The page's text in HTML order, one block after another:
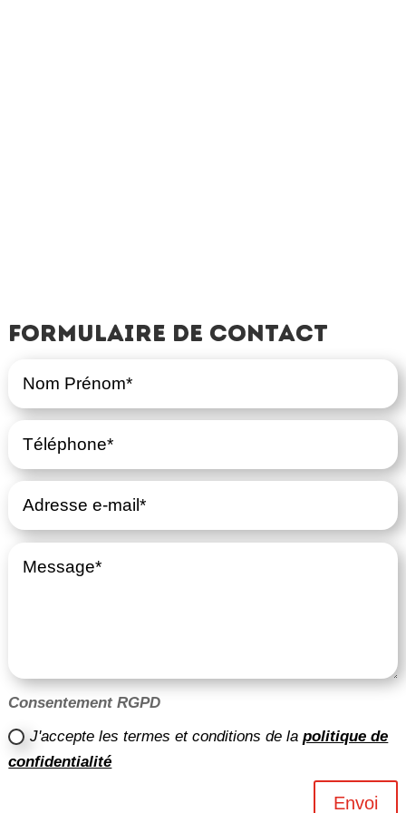
Formulaire de contact
Consentement RGPD
J'accepte les termes et conditions de lapolitique de
confidentialité
Envoi